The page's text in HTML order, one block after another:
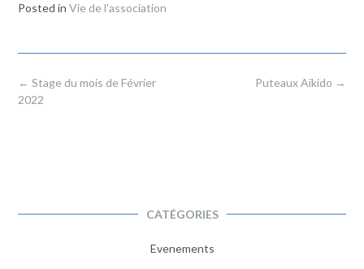
Posted in Vie de l'association
Post
navigation
Puteaux Aïkido →
← Stage du mois de Février
2022
CATÉGORIES
Evenements